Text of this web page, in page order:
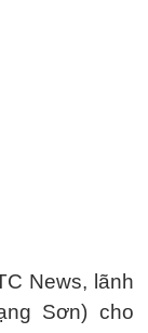
News, lãnh
Sơn) cho